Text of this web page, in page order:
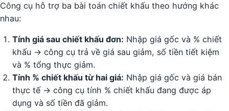
Công cụ hỗ trợ ba bài toán chiết khấu theo hướng khác
nhau:
Tính giá sau chiết khấu đơn: Nhập giá gốc và % chiết
khấu → công cụ trả về giá sau giảm, số tiền tiết kiệm
và % tổng thực giảm.
Tính % chiết khấu từ hai giá: Nhập giá gốc và giá bán
thực tế → công cụ tính % chiết khấu đang được áp
dụng và số tiền đã giảm.